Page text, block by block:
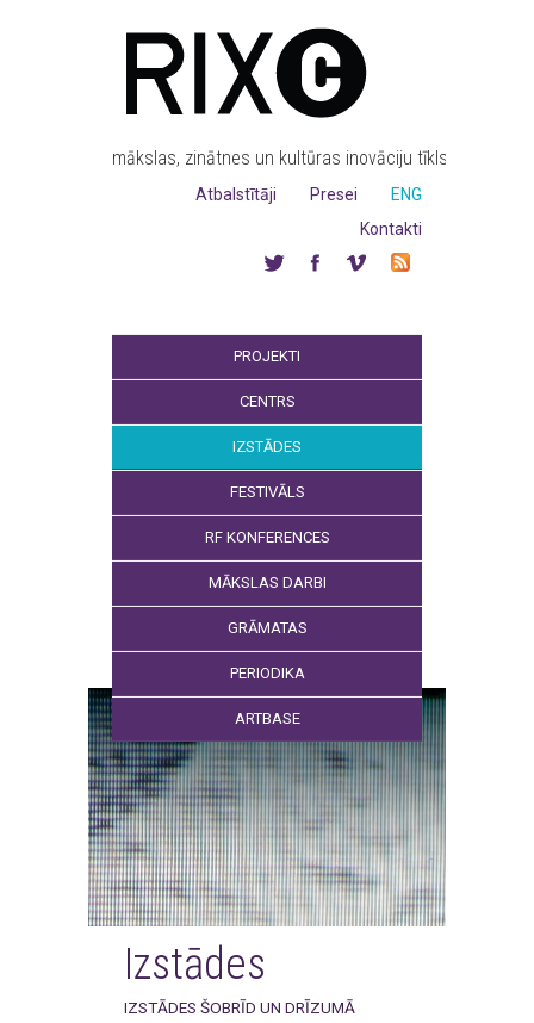
mākslas, zinātnes un kultūras inovāciju tīkls
ENG
Presei
Atbalstītāji
Kontakti
PROJEKTI
CENTRS
IZSTĀDES
FESTIVĀLS
RF KONFERENCES
MĀKSLAS DARBI
GRĀMATAS
PERIODIKA
ARTBASE
Izstādes
IZSTĀDES ŠOBRĪD UN DRĪZUMĀ